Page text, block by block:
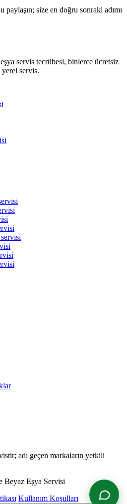
paylaşın; size en doğru sonraki adımı
servis tecrübesi, binlerce ücretsiz
servis.
adı geçen markaların yetkili
Eşya Servisi
Kullanım Koşulları